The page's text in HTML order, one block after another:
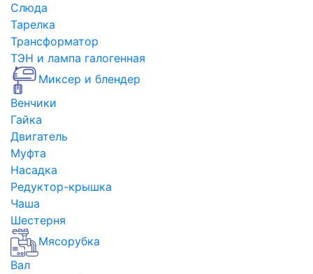
Слюда
Тарелка
Трансформатор
ТЭН и лампа галогенная
Миксер и блендер
Венчики
Гайка
Двигатель
Муфта
Насадка
Редуктор-крышка
Чаша
Шестерня
Мясорубка
Вал